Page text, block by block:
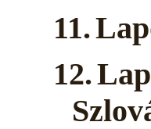
11.
12.